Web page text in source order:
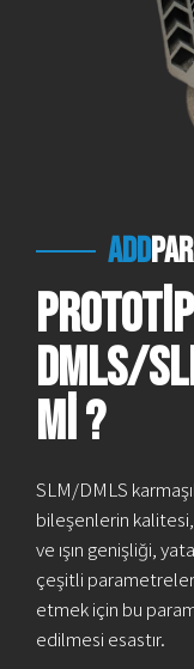
add
DMLS/
mi ?
SLM/DMLS
bileşenlerin
ve ışın genişliği,
çeşitli
etmek için bu
edilmesi esastır.